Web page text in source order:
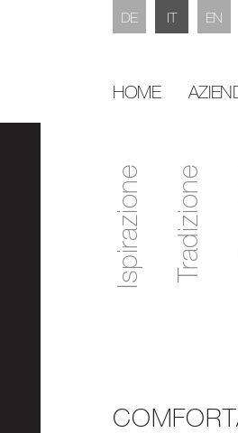
DE IT EN
HOME
Ispirazione Tradizione